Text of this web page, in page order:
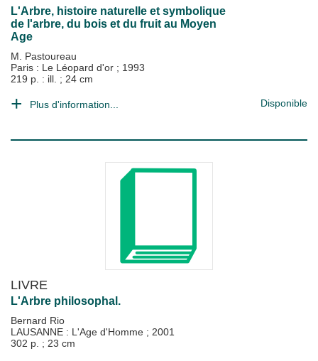
L'Arbre, histoire naturelle et symbolique
de l'arbre, du bois et du fruit au Moyen
Age
M. Pastoureau
Paris : Le Léopard d'or ; 1993
219 p. : ill. ; 24 cm
Plus d'information... Disponible
LIVRE
L'Arbre philosophal.
Bernard Rio
LAUSANNE : L'Age d'Homme ; 2001
302 p. ; 23 cm